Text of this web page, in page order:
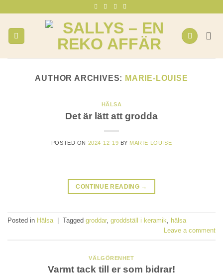
content
AUTHOR ARCHIVES: MARIE-LOUISE
HÄLSA
Det är lätt att grodda
POSTED ON 2024-12-19 BY MARIE-LOUISE
CONTINUE READING →
Posted in Hälsa Tagged groddar, groddställ i keramik
hälsa
Leave a comment
VÄLGÖRENHET
Varmt tack till er som bidrar!